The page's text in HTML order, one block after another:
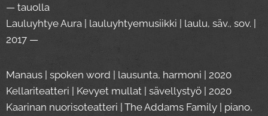
— tauolla
Lauluyhtye Aura | lauluyhtyemusiikki | laulu, säv., sov. |
2017 —
Manaus | spoken word | lausunta, harmoni | 2020
Kellariteatteri | Kevyet mullat | sävellystyö | 2020
Kaarinan nuorisoteatteri | The Addams Family | piano,